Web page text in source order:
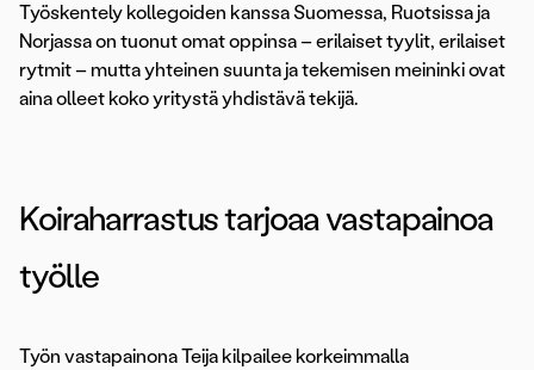
Työskentely kollegoiden kanssa Suomessa, Ruotsissa ja
Norjassa on tuonut omat oppinsa – erilaiset tyylit, erilaiset
rytmit – mutta yhteinen suunta ja tekemisen meininki ovat
aina olleet koko yritystä yhdistävä tekijä.
Koiraharrastus tarjoaa vastapainoa
työlle
Työn vastapainona Teija kilpailee korkeimmalla